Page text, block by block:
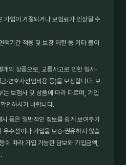
입이 거절되거나 보험료가 인상될 수
기간 적용 및 보장 제한 등 기타 불이
의 상품으로, 교통사고로 인한 형사·
·변호사선임비용 등)을 보장합니다. 보
는 보험사 및 상품에 따라 다르며, 가입
인하시기 바랍니다.
등은 일반적인 정보를 쉽게 보여주기
수성이나 가입을 보증·권유하지 않습
에 따라 가입 가능한 담보와 가입금액,